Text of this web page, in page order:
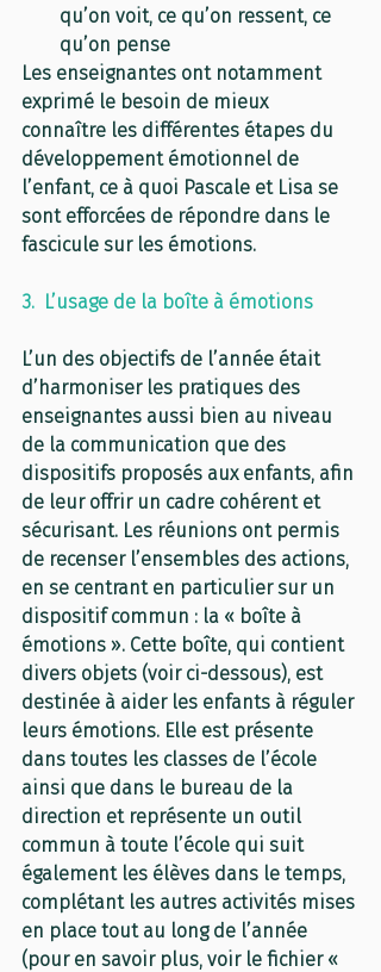
qu’on voit, ce qu’on ressent, ce
qu’on pense
Les enseignantes ont notamment
exprimé le besoin de mieux
connaître les différentes étapes du
développement émotionnel de
l’enfant, ce à quoi Pascale et Lisa se
sont efforcées de répondre dans le
fascicule sur les émotions.
3.  L’usage de la boîte à émotions
L’un des objectifs de l’année était
d’harmoniser les pratiques des
enseignantes aussi bien au niveau
de la communication que des
dispositifs proposés aux enfants, afin
de leur offrir un cadre cohérent et
sécurisant. Les réunions ont permis
de recenser l’ensembles des actions,
en se centrant en particulier sur un
dispositif commun : la « boîte à
émotions ». Cette boîte, qui contient
divers objets (voir ci-dessous), est
destinée à aider les enfants à réguler
leurs émotions. Elle est présente
dans toutes les classes de l’école
ainsi que dans le bureau de la
direction et représente un outil
commun à toute l’école qui suit
également les élèves dans le temps,
complétant les autres activités mises
en place tout au long de l’année
(pour en savoir plus, voir le fichier «